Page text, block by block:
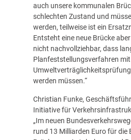
auch unsere kommunalen
schlechten Zustand und
werden, teilweise ist ein
Entsteht eine neue Brücke
nicht nachvollziehbar, dass
Planfeststellungsverfahren mit
werden müssen.“
Christian Funke,
Initiative für
„Im neuen
rund 13 Milliarden Euro für die